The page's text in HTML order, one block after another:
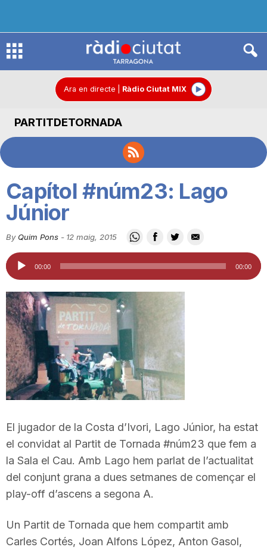
R
d
o
C
i
u
t
a
t
T
Ara en directe Ràdio Ciutat MIX
PARTITDETORNADA
Capítol #núm23: Lago
Júnior
By Quim Pons - 12 maig, 2015
Reproductor
d'àudio
00:00 00:00
El jugador de la Costa d’Ivori, Lago Júnior, ha estat
el convidat al Partit de Tornada #núm23 que fem a
la Sala el Cau. Amb Lago hem parlat de l’actualitat
del conjunt grana a dues setmanes de començar el
play-off d’ascens a segona A.
Un Partit de Tornada que hem compartit amb
Carles Cortés, Joan Alfons López, Anton Gasol,